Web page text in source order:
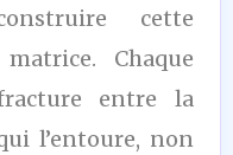
cette
Chaque
entre la
l’entoure, non